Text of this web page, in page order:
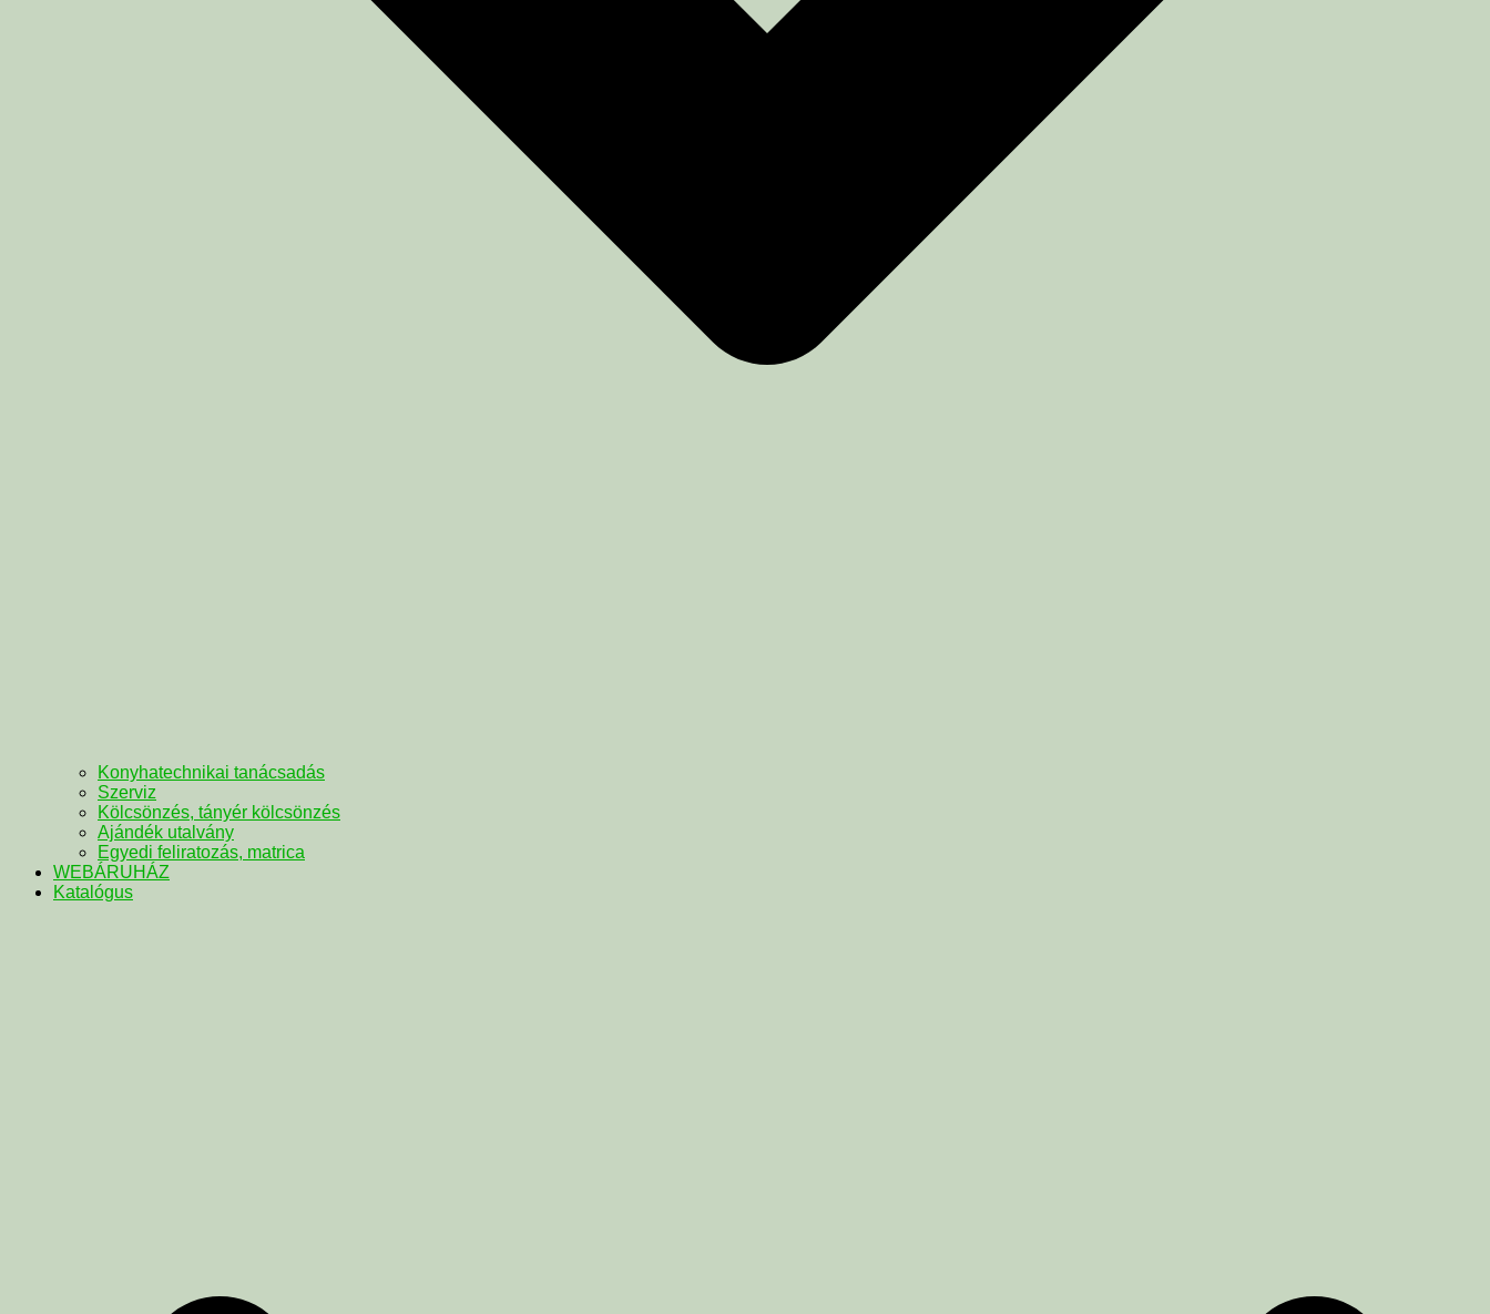
Konyhatechnikai tanácsadás
Szerviz
Kölcsönzés, tányér kölcsönzés
Ajándék utalvány
Egyedi feliratozás, matrica
WEBÁRUHÁZ
Katalógus